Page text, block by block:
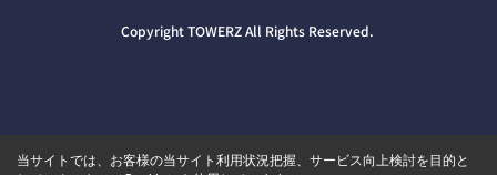
Copyright TOWERZ All Rights Reserved.
当サイトでは、お客様の当サイト利用状況把握、サービス向上検討を目的と